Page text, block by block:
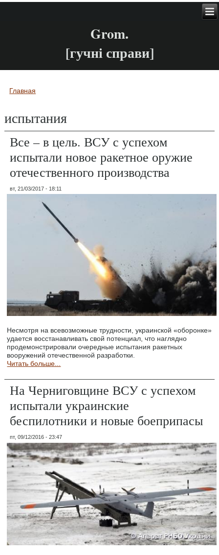
Grom.
[гучні справи]
Вы здесь
Главная
испытания
Все – в цель. ВСУ с успехом
испытали новое ракетное оружие
отечественного производства
вт, 21/03/2017 - 18:11
Несмотря на всевозможные трудности, украинской «оборонке»
удается восстанавливать свой потенциал, что наглядно
продемонстрировали очередные испытания ракетных
вооружений отечественной разработки.
Читать больше...
На Черниговщине ВСУ с успехом
испытали украинские
беспилотники и новые боеприпасы
пт, 09/12/2016 - 23:47